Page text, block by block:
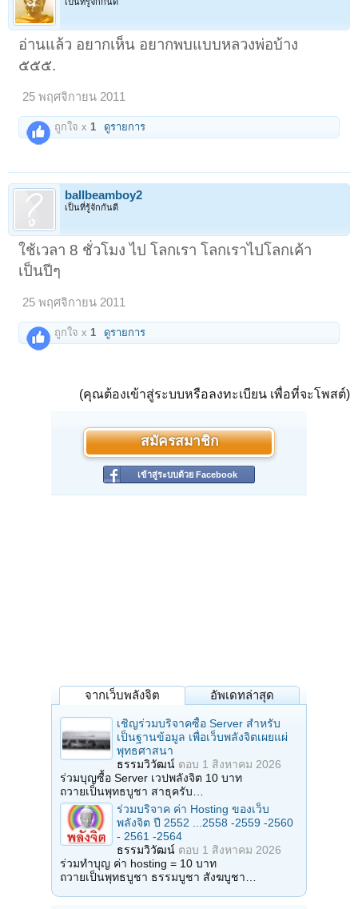
อ่านแล้ว อยากเห็น อยากพบแบบหลวงพ่อบ้าง
๕๕๕.
25 พฤศจิกายน 2011
ถูกใจ x 1 ดูรายการ
ballbeamboy2
เป็นที่รู้จักกันดี
ใช้เวลา 8 ชั่วโมง ไป โลกเรา โลกเราไปโลกเค้า
เป็นปีๆ
25 พฤศจิกายน 2011
ถูกใจ x 1 ดูรายการ
(คุณต้องเข้าสู่ระบบหรือลงทะเบียน เพื่อที่จะโพสต์)
สมัครสมาชิก
เข้าสู่ระบบด้วย Facebook
จากเว็บพลังจิต อัพเดทล่าสุด
เชิญร่วมบริจาคซื้อ Server สำหรับ
เป็นฐานข้อมูล เพื่อเว็บพลังจิตเผยแผ่
พุทธศาสนา
ธรรมวิวัฒน์ ตอบ 1 สิงหาคม 2026
ร่วมบุญซื้อ Server เวปพลังจิต 10 บาท
ถวายเป็นพุทธบูชา สาธุครับ…
ร่วมบริจาค ค่า Hosting ของเว็บ
พลังจิต ปี 2552 ...2558 -2559 -2560
- 2561 -2564
ธรรมวิวัฒน์ ตอบ 1 สิงหาคม 2026
ร่วมทำบุญ ค่า hosting = 10 บาท
ถวายเป็นพุทธบูชา ธรรมบูชา สังฆบูชา…